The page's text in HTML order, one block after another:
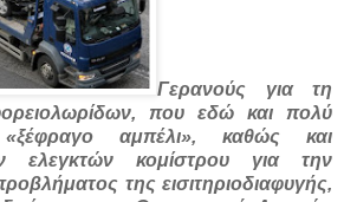
Γερανούς για τη
που εδώ και πολύ
«ξέφραγο αμπέλι», καθώς και
ελεγκτών κομίστρου για την
της εισιτηριοδιαφυγής,